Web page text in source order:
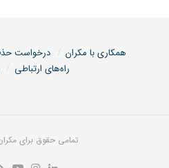
همکاری با مکران درخواست
راه‌های ارتباطی
تمامی حقوق برای